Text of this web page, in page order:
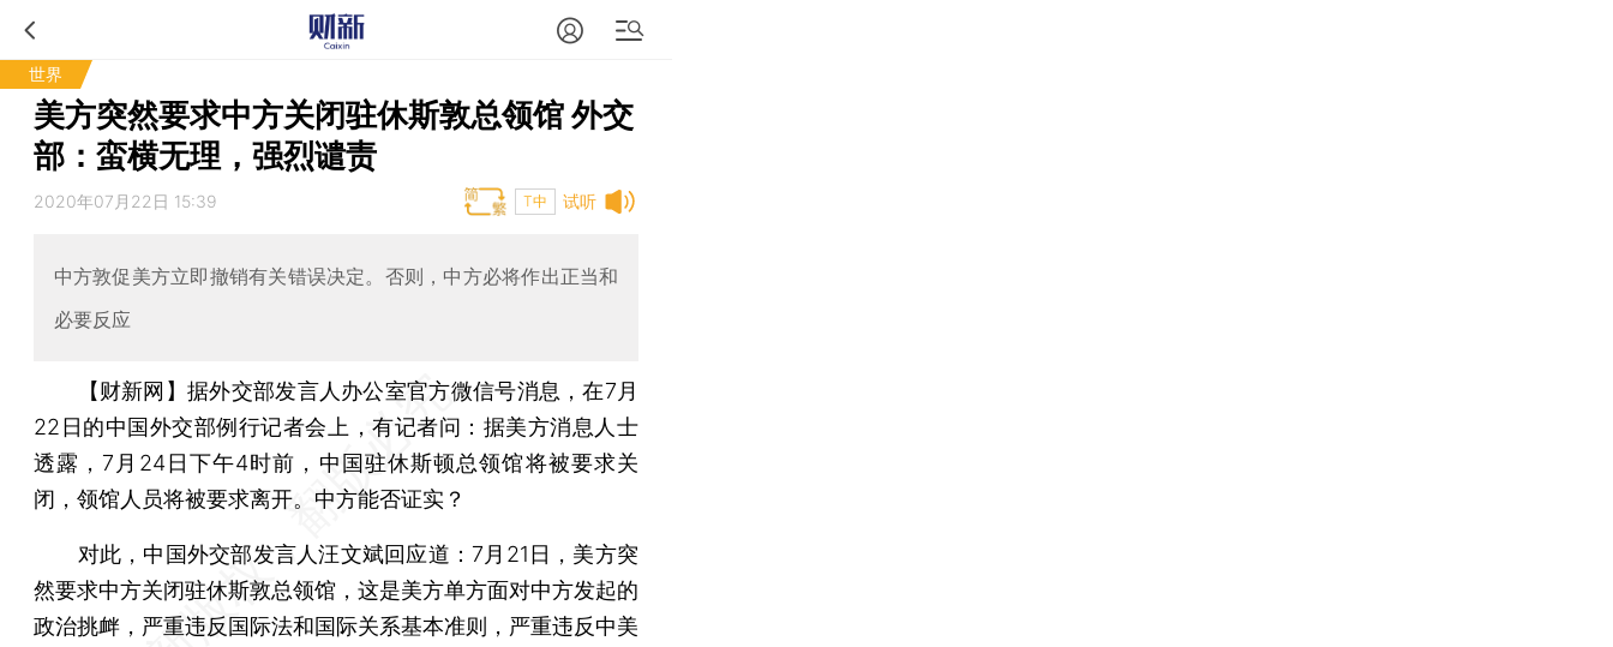
世界
美方突然要求中方关闭驻休斯敦总领馆 外交
部：蛮横无理，强烈谴责
试听
2020年07月22日 15:39 T中
中方敦促美方立即撤销有关错误决定。否则，中方必将作出正当和
必要反应
【财新网】据外交部发言人办公室官方微信号消息，在7月
22日的中国外交部例行记者会上，有记者问：据美方消息人士
透露，7月24日下午4时前，中国驻休斯顿总领馆将被要求关
闭，领馆人员将被要求离开。中方能否证实？
对此，中国外交部发言人汪文斌回应道：7月21日，美方突
然要求中方关闭驻休斯敦总领馆，这是美方单方面对中方发起的
政治挑衅，严重违反国际法和国际关系基本准则，严重违反中美